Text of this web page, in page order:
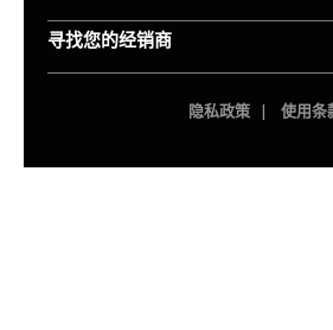
寻找您的经销商
隐私政策 使用条